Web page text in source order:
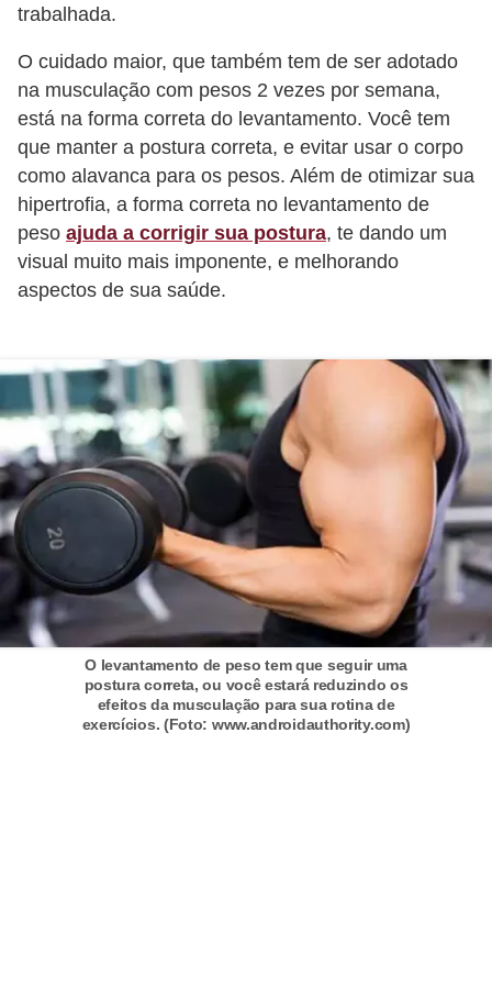
trabalhada.
O cuidado maior, que também tem de ser adotado
na musculação com pesos 2 vezes por semana,
está na forma correta do levantamento. Você tem
que manter a postura correta, e evitar usar o corpo
como alavanca para os pesos. Além de otimizar sua
hipertrofia, a forma correta no levantamento de
peso ajuda a corrigir sua postura, te dando um
visual muito mais imponente, e melhorando
aspectos de sua saúde.
O levantamento de peso tem que seguir uma
postura correta, ou você estará reduzindo os
efeitos da musculação para sua rotina de
exercícios. (Foto: www.androidauthority.com)
o
s
f
í
s
i
c
s
d
a
m
a
s
c
u
l